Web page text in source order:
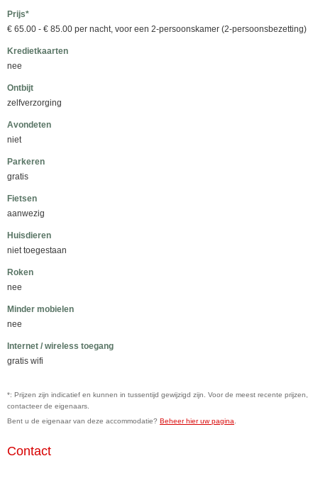
Prijs*
€ 65.00 - € 85.00 per nacht, voor een 2-persoonskamer (2-persoonsbezetting)
Kredietkaarten
nee
Ontbijt
zelfverzorging
Avondeten
niet
Parkeren
gratis
Fietsen
aanwezig
Huisdieren
niet toegestaan
Roken
nee
Minder mobielen
nee
Internet / wireless toegang
gratis wifi
*: Prijzen zijn indicatief en kunnen in tussentijd gewijzigd zijn. Voor de meest recente prijzen,
contacteer de eigenaars.
Bent u de eigenaar van deze accommodatie? Beheer hier uw pagina
Contact